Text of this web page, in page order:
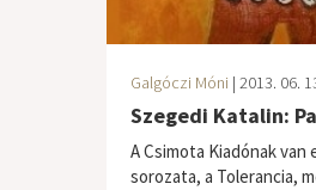
Galgóczi Móni | 2013. 06.
Szegedi Katalin:
A Csimota Kiadónak van
sorozata, a Tolerancia,